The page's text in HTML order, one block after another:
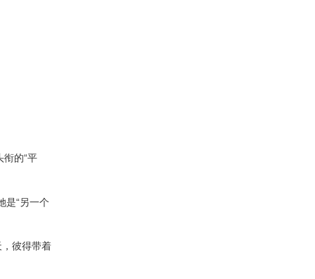
衔的“平
是“另一个
彼得带着